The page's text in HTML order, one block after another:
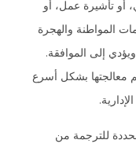
أو تأشيرة عمل، أو
المواطنة والهجرة
إلى الموافقة.
معالجتها بشكل أسرع
للترجمة من